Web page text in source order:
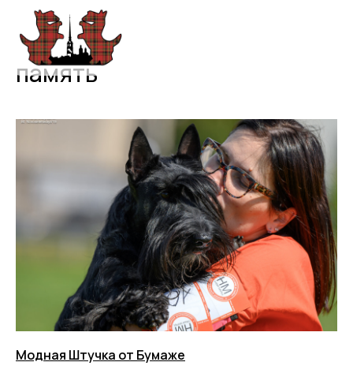
память
Модная Штучка от Бумаже